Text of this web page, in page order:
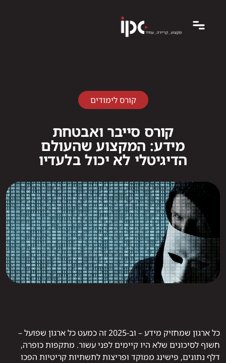
קורס לימודים
קורס סייבר ואבטחת
מידע: המקצוע שהעולם
הדיגיטלי לא יכול בלעדיו
כל ארגון שמחזיק מידע – וב-2025 זה כמעט כל ארגון שפועל –
חשוף לסיכונים שלא היו קיימים לפני עשור. מתקפות כופרה,
דלף נתונים, פישינג ממוקד ופריצות לתשתיות קריטיות הפכו